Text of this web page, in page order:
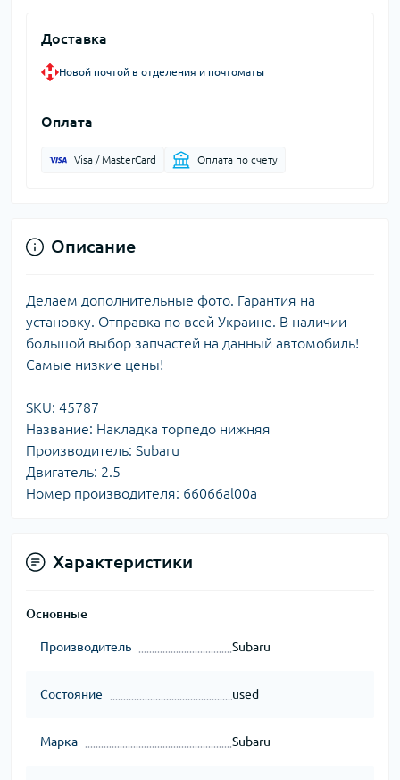
Доставка
Новой почтой в отделения и почтоматы
Оплата
Visa / MasterCard Оплата по счету
Описание
Делаем дополнительные фото. Гарантия на
установку. Отправка по всей Украине. В наличии
большой выбор запчастей на данный автомобиль!
Самые низкие цены!
SKU: 45787
Название: Накладка торпедо нижняя
Производитель: Subaru
Двигатель: 2.5
Номер производителя: 66066al00a
Характеристики
Основные
Производитель Subaru
Состояние used
Марка Subaru